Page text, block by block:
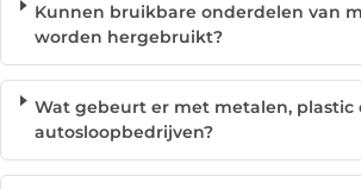
Kunnen bruikbare onderdelen van
worden hergebruikt?
Wat gebeurt er met metalen, plastic
autosloopbedrijven?